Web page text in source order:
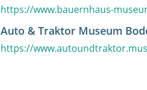
https://www.bauernhaus-
Auto & Traktor Museum
https://